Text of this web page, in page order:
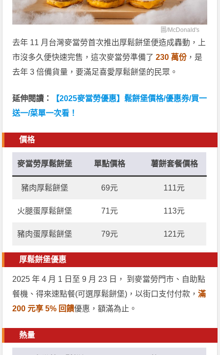
圖/McDonald's
去年 11 月台灣麥當勞首次推出厚鬆餅堡便造成轟動，上
市沒多久便快速完售，這次麥當勞準備了 230 萬份 ，是
去年 3 倍備貨量，要滿足喜愛厚鬆餅堡的民眾。
延伸閱讀：
【2025麥當勞優惠】鬆餅堡價格/優惠券/買一
送一/菜單一次看！
價格
麥當勞厚鬆餅堡 單點價格 薯餅套餐價格
豬肉厚鬆餅堡 69元 111元
火腿蛋厚鬆餅堡 71元 113元
豬肉蛋厚鬆餅堡 79元 121元
厚鬆餅堡優惠
2025 年 4 月 1 日至 9 月 23 日， 到麥當勞門市、自助點
餐機、得來速點餐(可選厚鬆餅堡)，以街口支付付款，滿
200 元享 5% 回饋優惠，額滿為止。
熱量